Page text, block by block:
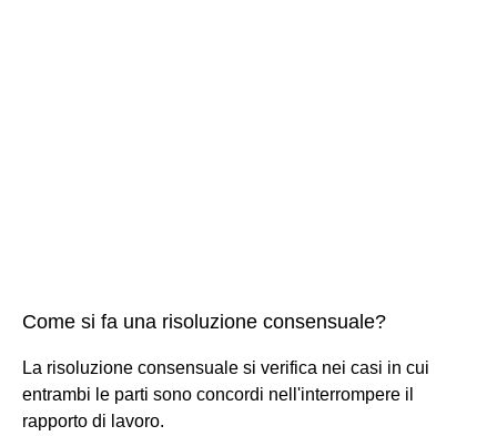
Come si fa una risoluzione consensuale?
La risoluzione consensuale si verifica nei casi in cui
entrambi le parti sono concordi nell'interrompere il
rapporto di lavoro.